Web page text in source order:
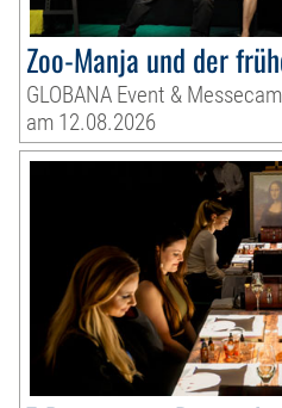
Zoo-Manja und der
GLOBANA Event &
am 12.08.2026